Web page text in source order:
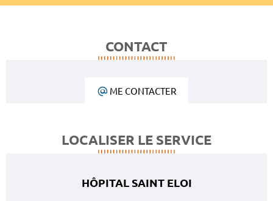
CONTACT
ME CONTACTER
LOCALISER LE SERVICE
HÔPITAL SAINT ELOI